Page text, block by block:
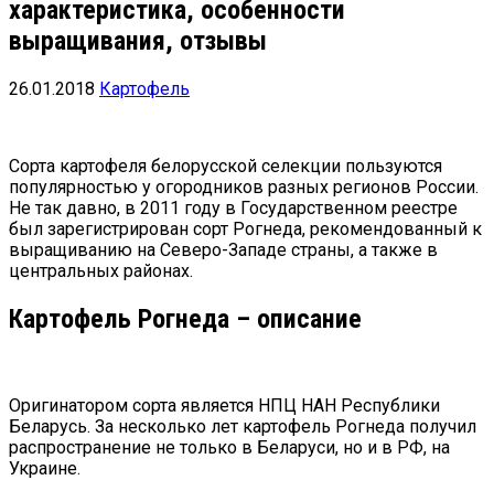
характеристика, особенности
выращивания, отзывы
26.01.2018 Картофель
Сорта картофеля белорусской селекции пользуются
популярностью у огородников разных регионов России.
Не так давно, в 2011 году в Государственном реестре
был зарегистрирован сорт Рогнеда, рекомендованный к
выращиванию на Северо-Западе страны, а также в
центральных районах.
Картофель Рогнеда – описание
Оригинатором сорта является НПЦ НАН Республики
Беларусь. За несколько лет картофель Рогнеда получил
распространение не только в Беларуси, но и в РФ, на
Украине.